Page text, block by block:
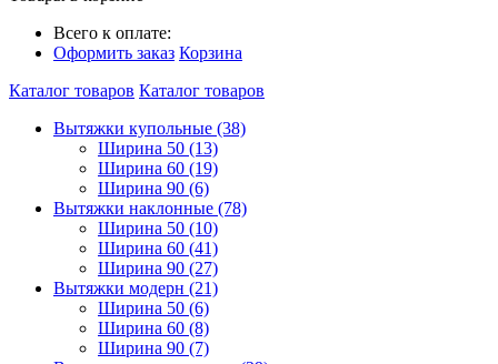
Всего к оплате:
Оформить заказ Корзина
Каталог товаров Каталог товаров
Вытяжки купольные (38)
Ширина 50 (13)
Ширина 60 (19)
Ширина 90 (6)
Вытяжки наклонные (78)
Ширина 50 (10)
Ширина 60 (41)
Ширина 90 (27)
Вытяжки модерн (21)
Ширина 50 (6)
Ширина 60 (8)
Ширина 90 (7)